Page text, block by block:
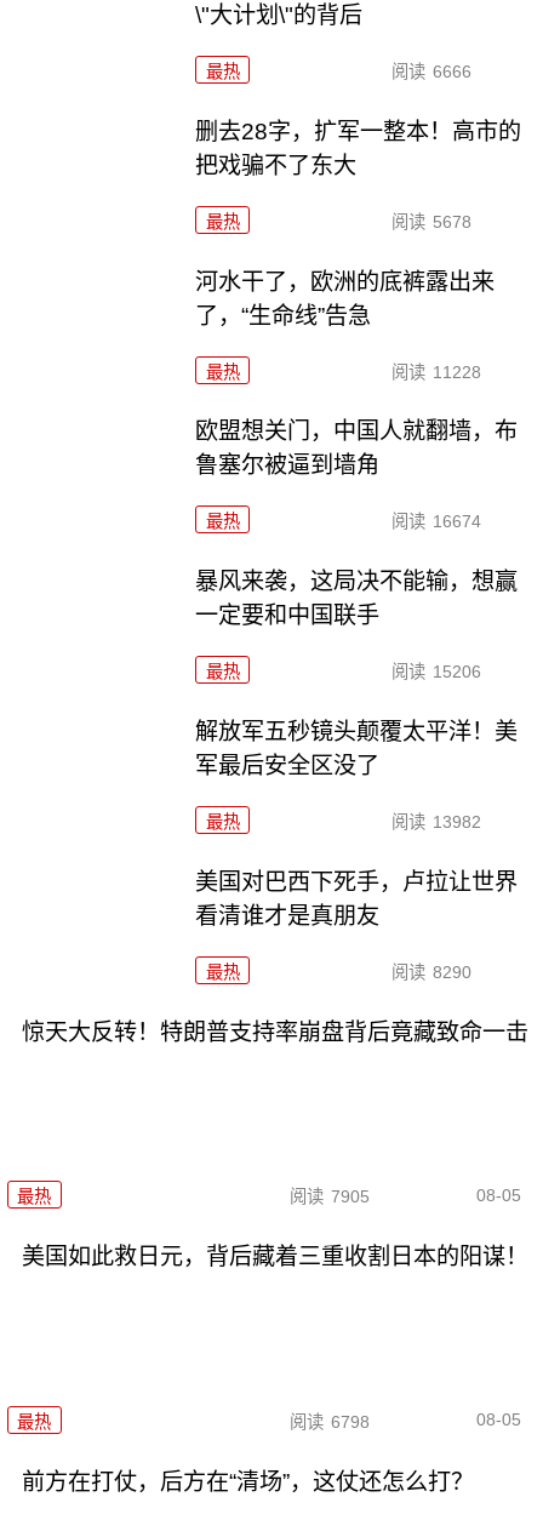
\"大计划\"的背后
最热 阅读 6666
删去28字，扩军一整本！高市的
把戏骗不了东大
最热 阅读 5678
河水干了，欧洲的底裤露出来
了，“生命线”告急
最热 阅读 11228
欧盟想关门，中国人就翻墙，布
鲁塞尔被逼到墙角
最热 阅读 16674
暴风来袭，这局决不能输，想赢
一定要和中国联手
最热 阅读 15206
解放军五秒镜头颠覆太平洋！美
军最后安全区没了
最热 阅读 13982
美国对巴西下死手，卢拉让世界
看清谁才是真朋友
最热 阅读 8290
惊天大反转！特朗普支持率崩盘背后竟藏致命一击
最热 阅读 7905 08-05
美国如此救日元，背后藏着三重收割日本的阳谋！
最热 阅读 6798 08-05
前方在打仗，后方在“清场”，这仗还怎么打？